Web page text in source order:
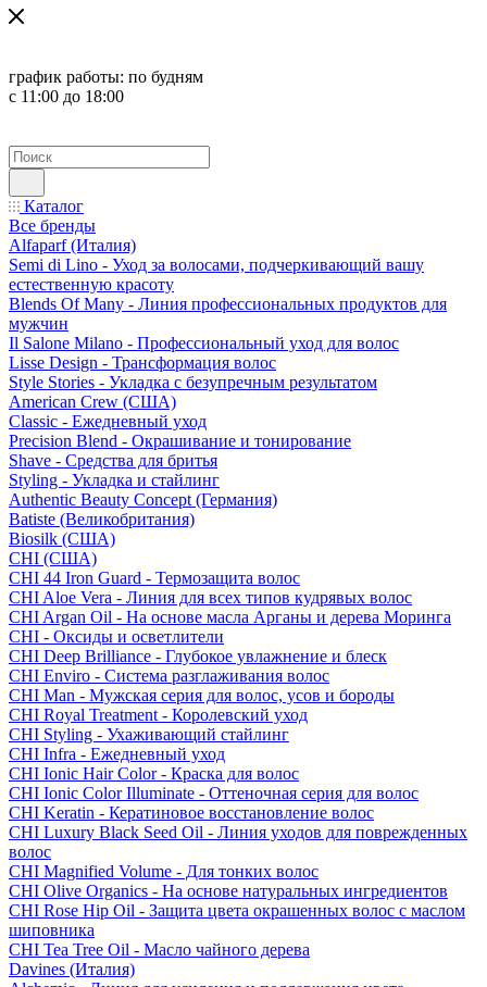
график работы: по будням
с 11:00 до 18:00
Каталог
Все бренды
Alfaparf (Италия)
Semi di Lino - Уход за волосами, подчеркивающий вашу
естественную красоту
Blends Of Many - Линия профессиональных продуктов для
мужчин
Il Salone Milano - Профессиональный уход для волос
Lisse Design - Трансформация волос
Style Stories - Укладка с безупречным результатом
American Crew (США)
Classic - Ежедневный уход
Precision Blend - Окрашивание и тонирование
Shave - Средства для бритья
Styling - Укладка и стайлинг
Authentic Beauty Concept (Германия)
Batiste (Великобритания)
Biosilk (США)
CHI (США)
CHI 44 Iron Guard - Термозащита волос
CHI Aloe Vera - Линия для всех типов кудрявых волос
CHI Argan Oil - На основе масла Арганы и дерева Моринга
CHI - Оксиды и осветлители
CHI Deep Brilliance - Глубокое увлажнение и блеск
CHI Enviro - Система разглаживания волос
CHI Man - Мужская серия для волос, усов и бороды
CHI Royal Treatment - Королевский уход
CHI Styling - Ухаживающий стайлинг
CHI Infra - Ежедневный уход
CHI Ionic Hair Color - Краска для волос
CHI Ionic Color Illuminate - Оттеночная серия для волос
CHI Keratin - Кератиновое восстановление волос
CHI Luxury Black Seed Oil - Линия уходов для поврежденных
волос
CHI Magnified Volume - Для тонких волос
CHI Olive Organics - На основе натуральных ингредиентов
CHI Rose Hip Oil - Защита цвета окрашенных волос с маслом
шиповника
CHI Tea Tree Oil - Масло чайного дерева
Davines (Италия)